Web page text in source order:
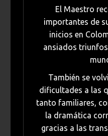
El Maestro
importantes de
inicios en
ansiados
También se
dificultades a las
tanto familiares,
la dramática
gracias a las